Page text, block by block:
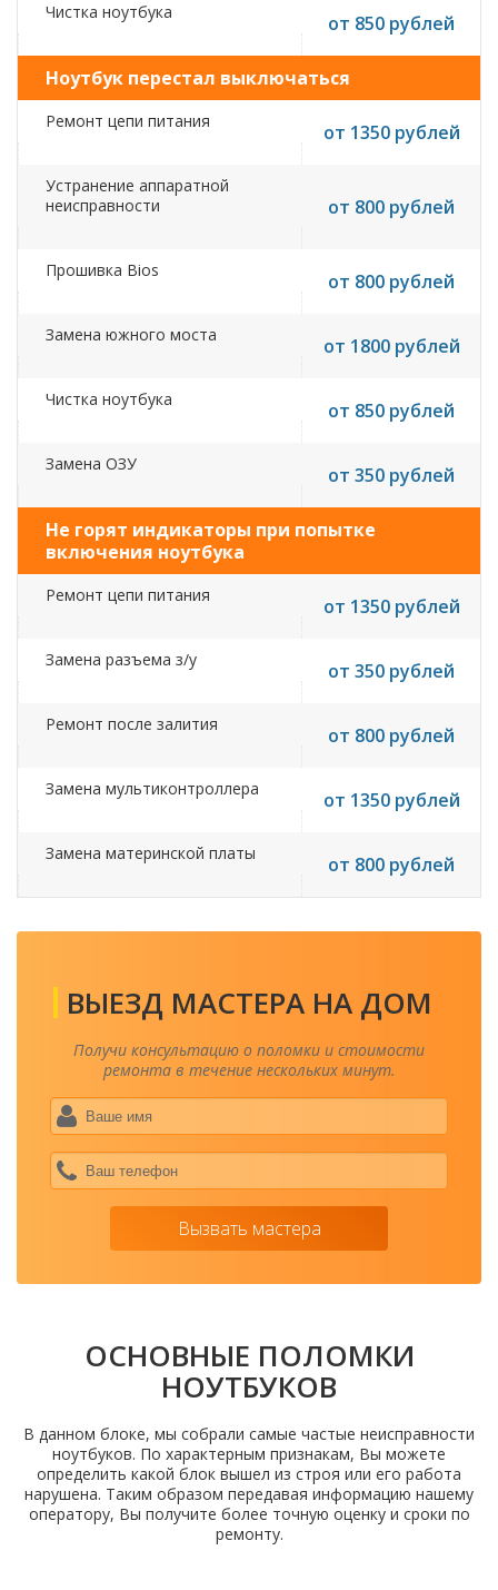
Чистка ноутбука от 850 рублей
Ноутбук перестал выключаться
Ремонт цепи питания от 1350 рублей
Устранение аппаратной
неисправности
от 800 рублей
Прошивка Bios от 800 рублей
Замена южного моста от 1800 рублей
Чистка ноутбука от 850 рублей
Замена ОЗУ от 350 рублей
Не горят индикаторы при попытке
включения ноутбука
Ремонт цепи питания от 1350 рублей
Замена разъема з/у от 350 рублей
Ремонт после залития от 800 рублей
Замена мультиконтроллера от 1350 рублей
Замена материнской платы от 800 рублей
ВЫЕЗД МАСТЕРА НА ДОМ
Получи консультацию о поломки и стоимости
ремонта в течение нескольких минут.
Вызвать мастера
ОСНОВНЫЕ ПОЛОМКИ
НОУТБУКОВ
В данном блоке, мы собрали самые частые неисправности
ноутбуков. По характерным признакам, Вы можете
определить какой блок вышел из строя или его работа
нарушена. Таким образом передавая информацию нашему
оператору, Вы получите более точную оценку и сроки по
ремонту.